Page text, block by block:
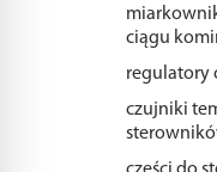
ciągu
regulatory
czujniki